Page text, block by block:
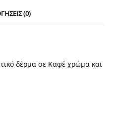
(0)
δέρμα σε Καφέ χρώμα και